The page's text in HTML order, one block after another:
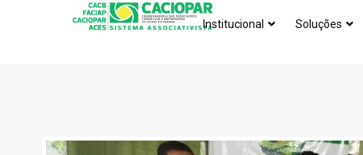
Institucional Soluções